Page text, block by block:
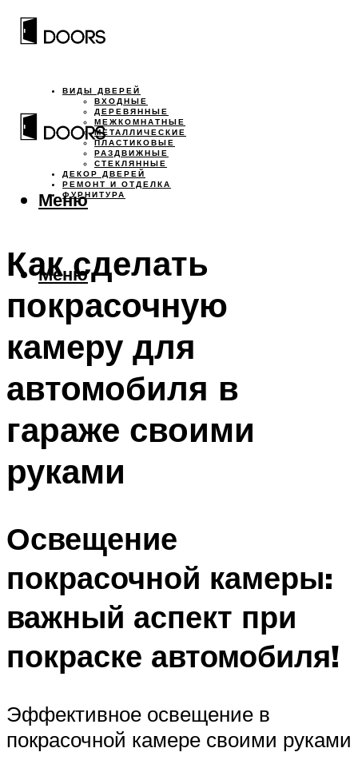
ВИДЫ ДВЕРЕЙ
ВХОДНЫЕ
ДЕРЕВЯННЫЕ
МЕЖКОМНАТНЫЕ
МЕТАЛЛИЧЕСКИЕ
ПЛАСТИКОВЫЕ
РАЗДВИЖНЫЕ
СТЕКЛЯННЫЕ
ДЕКОР ДВЕРЕЙ
РЕМОНТ И ОТДЕЛКА
ФУРНИТУРА
Меню
Меню
Как сделать
покрасочную
камеру для
автомобиля в
гараже своими
руками
Освещение
покрасочной камеры:
важный аспект при
покраске автомобиля!
Эффективное освещение в
покрасочной камере своими руками